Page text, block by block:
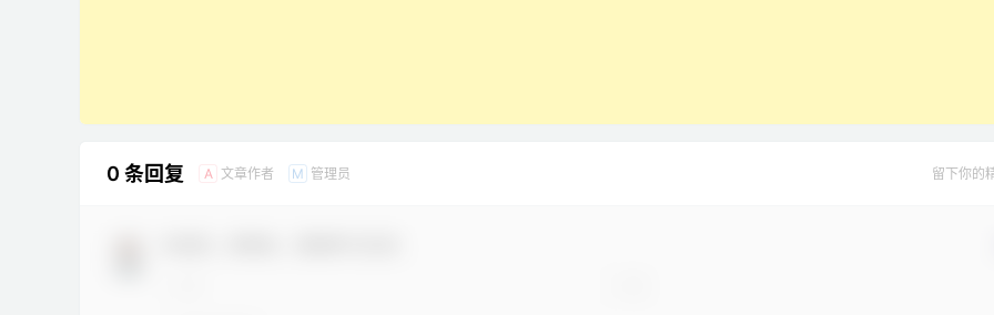
0 条回复 A 文章作者 M 管理员 留下你的